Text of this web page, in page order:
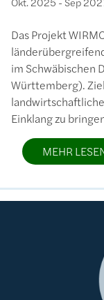
Das Projekt
im Schwäbischen
Württemberg).
Einklang zu
MEHR